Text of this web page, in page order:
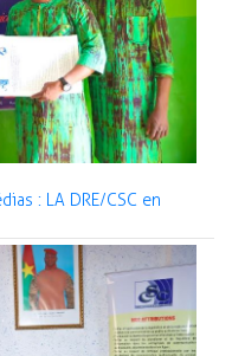
: LA DRE/CSC en